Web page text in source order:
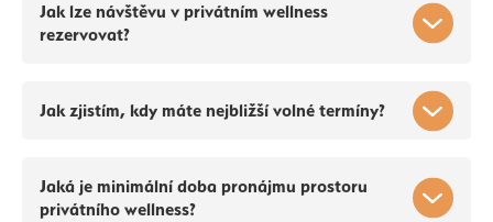
Jak lze návštěvu v privátním wellness
rezervovat?
Jak zjistím, kdy máte nejbližší volné termíny?
Jaká je minimální doba pronájmu prostoru
privátního wellness?